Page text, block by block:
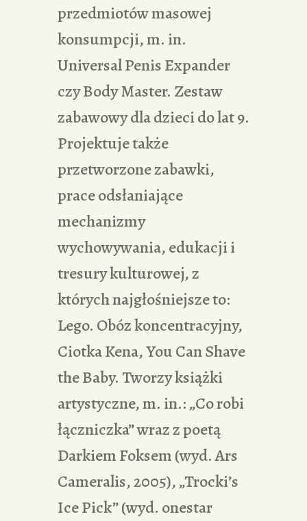
przedmiotów masowej
konsumpcji, m. in.
Universal Penis Expander
czy Body Master. Zestaw
zabawowy dla dzieci do lat 9.
Projektuje także
przetworzone zabawki,
prace odsłaniające
mechanizmy
wychowywania, edukacji i
tresury kulturowej, z
których najgłośniejsze to:
Lego. Obóz koncentracyjny,
Ciotka Kena, You Can Shave
the Baby. Tworzy książki
artystyczne, m. in.: „Co robi
łączniczka” wraz z poetą
Darkiem Foksem (wyd. Ars
Cameralis, 2005), „Trocki’s
Ice Pick” (wyd. onestar